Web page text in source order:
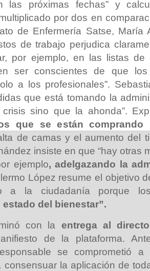
las próximas fechas” y
por dos en
de Enfermería Satse, María
de trabajo perjudica
por ejemplo, en las listas de
ser conscientes de que
a los profesionales”.
que está tomando la
sino que la ahonda”.
que se están
de camas y el aumento del
insiste en que “hay otras
ejemplo, adelgazando la
López resume el objetivo
a la ciudadanía porque
del bienestar”.
con la entrega al
de la plataforma.
se comprometió
consensuar la aplicación de